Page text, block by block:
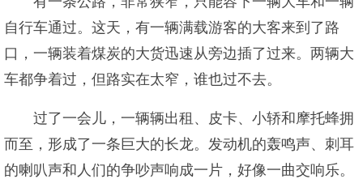
自行车通过。这天，有一辆满载游客的大客来到了路
口，一辆装着煤炭的大货迅速从旁边插了过来。两辆大
车都争着过，但路实在太窄，谁也过不去。
过了一会儿，一辆辆出租、皮卡、小轿和摩托蜂拥
而至，形成了一条巨大的长龙。发动机的轰鸣声、刺耳
的喇叭声和人们的争吵声响成一片，好像一曲交响乐。